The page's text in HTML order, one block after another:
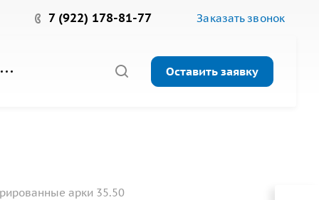
7 (922) 178-81-77 Заказать звонок
Оставить заявку
арки 35.50